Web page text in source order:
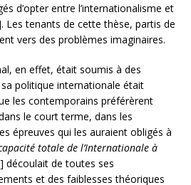
d’opter entre l’internationalisme et
Les tenants de cette thèse, partis de
vers des problèmes imaginaires.
en effet, était soumis à des
politique internationale était
les contemporains préférèrent
le court terme, dans les
épreuves qui les auraient obligés à
totale de l’Internationale à
découlait de toutes ses
et des faiblesses théoriques